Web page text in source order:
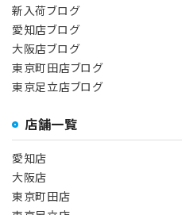
新入荷ブログ
愛知店ブログ
大阪店ブログ
東京町田店ブログ
東京足立店ブログ
店舗一覧
愛知店
大阪店
東京町田店